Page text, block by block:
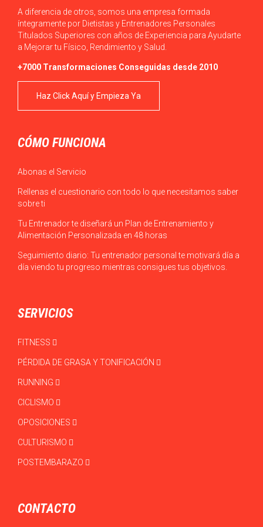
A diferencia de otros, somos una empresa formada
íntegramente por Dietistas y Entrenadores Personales
Titulados Superiores con años de Experiencia para Ayudarte
a Mejorar tu Físico, Rendimiento y Salud.
+7000 Transformaciones Conseguidas desde 2010
Haz Click Aquí y Empieza Ya
CÓMO FUNCIONA
Abonas el Servicio
Rellenas el cuestionario con todo lo que necesitamos saber
sobre ti
Tu Entrenador te diseñará un Plan de Entrenamiento y
Alimentación Personalizada en 48 horas
Seguimiento diario: Tu entrenador personal te motivará día a
día viendo tu progreso mientras consigues tus objetivos.
SERVICIOS
FITNESS
PÉRDIDA DE GRASA Y TONIFICACIÓN
RUNNING
CICLISMO
OPOSICIONES
CULTURISMO
POSTEMBARAZO
CONTACTO